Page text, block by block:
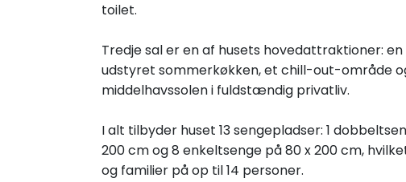
toilet.
Tredje sal er en af husets hovedattraktioner:
udstyret sommerkøkken, et chill-out-område
middelhavssolen i fuldstændig privatliv.
I alt tilbyder huset 13 sengepladser: 1
200 cm og 8 enkeltsenge på 80 x 200 cm,
og familier på op til 14 personer.